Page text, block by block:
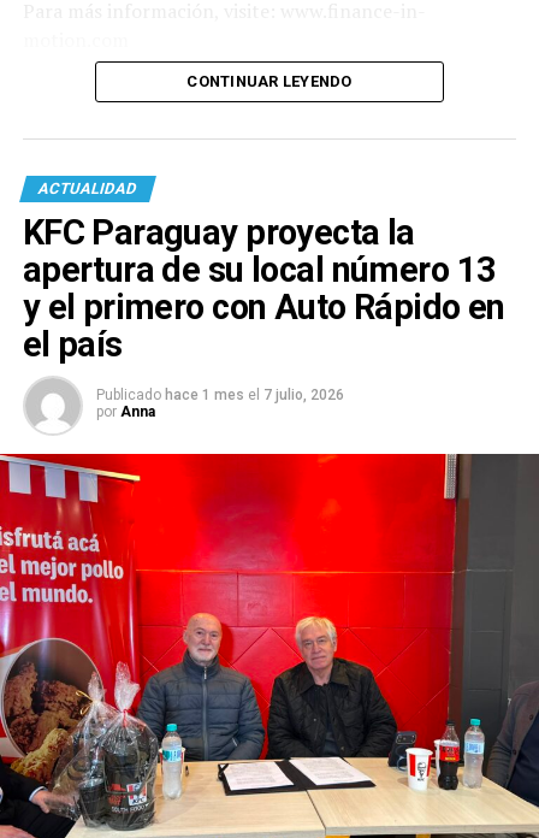
CONTINUAR LEYENDO
ACTUALIDAD
KFC Paraguay proyecta la
apertura de su local número 13
y el primero con Auto Rápido en
el país
Publicado hace 1 mes el 7 julio, 2026
por Anna